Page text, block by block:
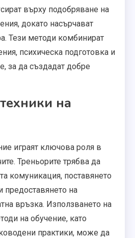
върху подобряване на
докато насърчават
Тези методи комбинират
психическа подготовка и
за да създадат добре
на
играят ключова роля в
Треньорите трябва да
комуникация, поставянето
предоставянето на
връзка. Използването на
на обучение, като
практики, може да